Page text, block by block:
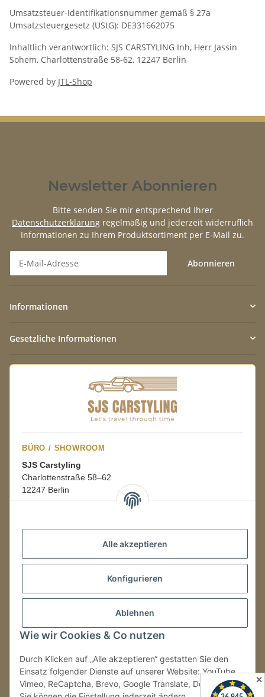
Alle akzeptieren
Konfigurieren
Ablehnen
Wie wir Cookies & Co nutzen
Durch Klicken auf „Alle akzeptieren“ gestatten Sie den
Einsatz folgender Dienste auf unserer Website: YouTube,
Vimeo, ReCaptcha, Brevo, Google Translate, Doofinder.
Umsatzsteuer-Identifikationsnummer gemäß § 27a
Umsatzsteuergesetz (UStG): DE331662075
Inhaltlich verantwortlich: SJS CARSTYLING Inh, Herr Jassin
Sohem, Charlottenstraße 58-62, 12247 Berlin
Powered by JTL-Shop
Newsletter Abonnieren
Bitte senden Sie mir entsprechend Ihrer
Datenschutzerklärung regelmäßig und jederzeit widerruflich
Informationen zu Ihrem Produktsortiment per E-Mail zu.
Abonnieren
Informationen
Gesetzliche Informationen
BÜRO / SHOWROOM
SJS Carstyling
Charlottenstraße 58–62
12247 Berlin
08:00–16:00 Uhr
LAGER / RETOUREN
Packmonster Fulfillment
SJS Carstyling Lager
Retouren ausschließlich an diese Adresse.
Tel.:+49 (0) 30 36417228
✕